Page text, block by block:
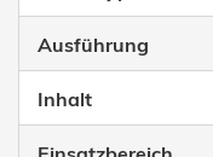
Ausführung
Inhalt